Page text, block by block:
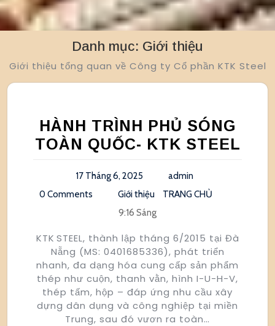
Danh mục: Giới thiệu
Giới thiệu tổng quan về Công ty Cổ phần KTK Steel
HÀNH TRÌNH PHỦ SÓNG
TOÀN QUỐC- KTK STEEL
17 Tháng 6, 2025
admin
0 Comments
Giới thiệu
TRANG CHỦ
9:16 Sáng
KTK STEEL, thành lập tháng 6/2015 tại Đà
Nẵng (MS: 0401685336), phát triển
nhanh, đa dạng hóa cung cấp sản phẩm
thép như cuộn, thanh vằn, hình I-U-H-V,
thép tấm, hộp – đáp ứng nhu cầu xây
dựng dân dụng và công nghiệp tại miền
Trung, sau đó vươn ra toàn…